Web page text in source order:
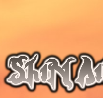
ShiN